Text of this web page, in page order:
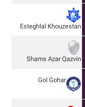
Esteghlal Khouzestan
Shams Azar Qazvin
Gol Gohar